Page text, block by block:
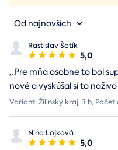
Od najnovších
Rastislav Šotík
5,0
„Pre mňa osobne to bol
nové a vyskúšal si to
Variant: Žilinský kraj, 3 h, Počet
Nina Lojková
5,0